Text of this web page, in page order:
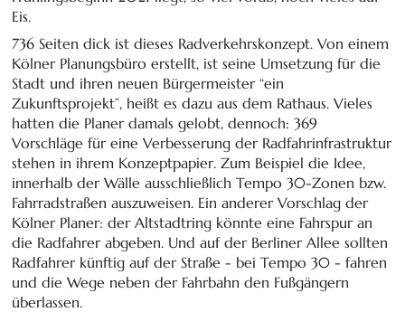
Eis.
736 Seiten dick ist dieses Radverkehrskonzept. Von einem
Kölner Planungsbüro erstellt, ist seine Umsetzung für die
Stadt und ihren neuen Bürgermeister “ein
Zukunftsprojekt”, heißt es dazu aus dem Rathaus. Vieles
hatten die Planer damals gelobt, dennoch: 369
Vorschläge für eine Verbesserung der Radfahrinfrastruktur
stehen in ihrem Konzeptpapier. Zum Beispiel die Idee,
innerhalb der Wälle ausschließlich Tempo 30-Zonen bzw.
Fahrradstraßen auszuweisen. Ein anderer Vorschlag der
Kölner Planer: der Altstadtring könnte eine Fahrspur an
die Radfahrer abgeben. Und auf der Berliner Allee sollten
Radfahrer künftig auf der Straße - bei Tempo 30 - fahren
und die Wege neben der Fahrbahn den Fußgängern
überlassen.